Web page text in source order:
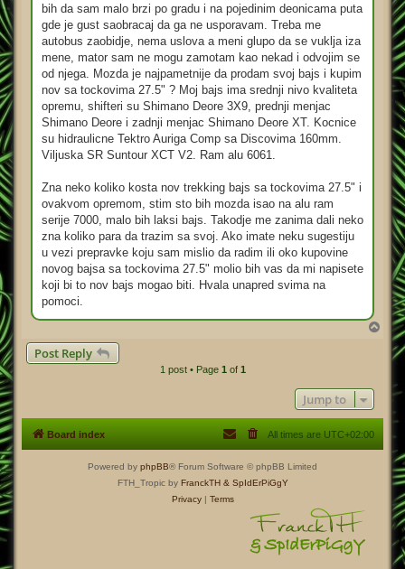
bih da sam malo brzi po gradu i na pojedinim deonicama puta
gde je gust saobracaj da ga ne usporavam. Treba me
autobus zaobidje, nema uslova a meni glupo da se vuklja iza
mene, mator sam ne mogu zamotam kao nekad i odvojim se
od njega. Mozda je najpametnije da prodam svoj bajs i kupim
nov sa tockovima 27.5" ? Moj bajs ima srednji nivo kvaliteta
opremu, shifteri su Shimano Deore 3X9, prednji menjac
Shimano Deore i zadnji menjac Shimano Deore XT. Kocnice
su hidraulicne Tektro Auriga Comp sa Discovima 160mm.
Viljuska SR Suntour XCT V2. Ram alu 6061.
Zna neko koliko kosta nov trekking bajs sa tockovima 27.5" i
ovakvom opremom, stim sto bih mozda isao na alu ram
serije 7000, malo bih laksi bajs. Takodje me zanima dali neko
zna koliko para da trazim sa svoj. Ako imate neku sugestiju
u vezi prepravke koju sam mislio da radim ili oko kupovine
novog bajsa sa tockovima 27.5" molio bih vas da mi napisete
koji bi to nov bajs mogao biti. Hvala unapred svima na
pomoci.
Post Reply
1 post • Page 1 of 1
Jump to
Board index All times are UTC+02:00
Powered by phpBB® Forum Software © phpBB Limited
FTH_Tropic by FranckTH & SpIdErPiGgY
Privacy| Terms